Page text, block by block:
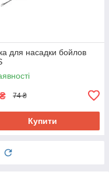
для насадки бойлов
₴ 74 ₴
Купити